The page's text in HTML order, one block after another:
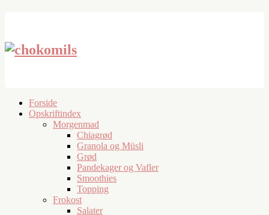
Forside
Opskriftindex
Morgenmad
Chiagrød
Granola og Müsli
Grød
Pandekager og Vafler
Smoothies
Topping
Frokost
Salater